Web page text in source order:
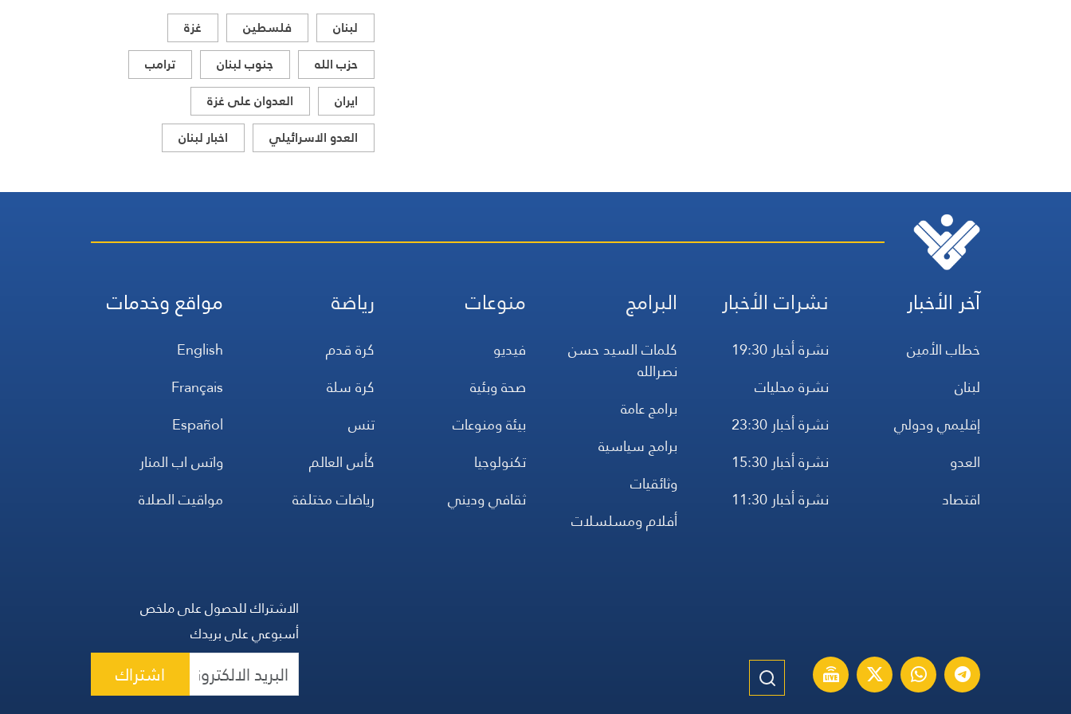
لبنان فلسطين
غزة
حزب الله
جنوب لبنان
ترامب
ايران
العدوان على غزة
العدو الاسرائيلي
اخبار لبنان
آخر الأخبار
خطاب الأمين
لبنان
إقليمي ودولي
العدو
اقتصاد
نشرات الأخبار
نشرة أخبار 19:30
نشرة محليات
نشرة أخبار 23:30
نشرة أخبار 15:30
نشرة أخبار 11:30
البرامج
كلمات السيد حسن
نصرالله
برامج عامة
برامج سياسية
وثائقيات
أفلام ومسلسلات
منوعات
فيديو
صحة وبئية
بيئة ومنوعات
تكنولوجيا
ثقافي وديني
رياضة
كرة قدم
كرة سلة
تنس
كأس العالم
رياضات مختلفة
مواقع وخدمات
English
Français
Español
واتس اب المنار
مواقيت الصلاة
الاشتراك للحصول على ملخص
أسبوعي على بريدك
اشتراك